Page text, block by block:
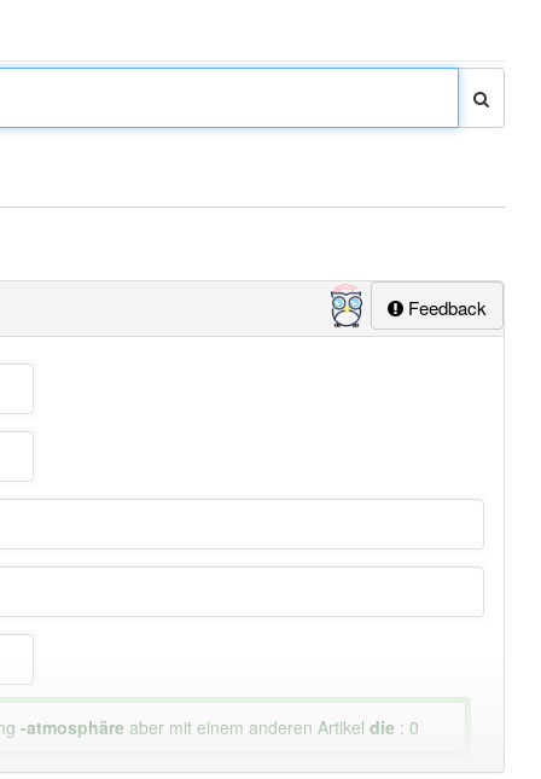
Feedback
-atmosphäre aber mit einem anderen Artikeldie : 0